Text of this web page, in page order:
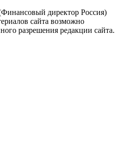
директор Россия)
сайта возможно
разрешения редакции сайта.